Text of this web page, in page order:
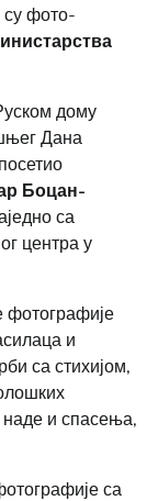
су фото-
дому
Дана
Боцан-
са
центра у
фотографије
и
са стихијом,
наде и спасења,
са